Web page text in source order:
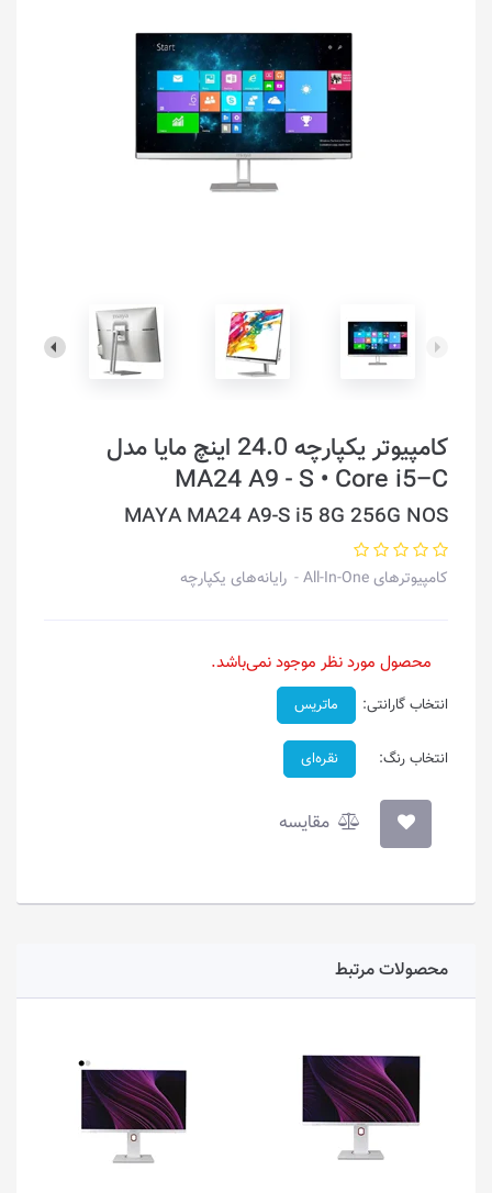
کامپیوتر یکپارچه 24.0 اینچ مایا مدل
MA24 A9 - S • Core i5–C
MAYA MA24 A9-S i5 8G 256G NOS
کامپیوترهای All-In-One رایانه‌های یکپارچه
محصول مورد نظر موجود نمی‌باشد.
انتخاب گارانتی: ماتریس
انتخاب رنگ: نقره‌ای
مقایسه
محصولات مرتبط